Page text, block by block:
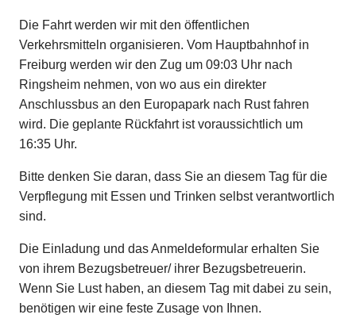
Die Fahrt werden wir mit den öffentlichen
Verkehrsmitteln organisieren. Vom Hauptbahnhof in
Freiburg werden wir den Zug um 09:03 Uhr nach
Ringsheim nehmen, von wo aus ein direkter
Anschlussbus an den Europapark nach Rust fahren
wird. Die geplante Rückfahrt ist voraussichtlich um
16:35 Uhr.
Bitte denken Sie daran, dass Sie an diesem Tag für die
Verpflegung mit Essen und Trinken selbst verantwortlich
sind.
Die Einladung und das Anmeldeformular erhalten Sie
von ihrem Bezugsbetreuer/ ihrer Bezugsbetreuerin.
Wenn Sie Lust haben, an diesem Tag mit dabei zu sein,
benötigen wir eine feste Zusage von Ihnen.